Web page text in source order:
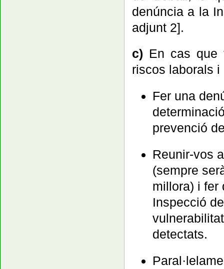
denúncia a la
adjunt 2].
c) En cas que
riscos laborals
Fer una
prevenció
Reunir-vos
(sempre
millora) i fer
Inspecció
detectats.